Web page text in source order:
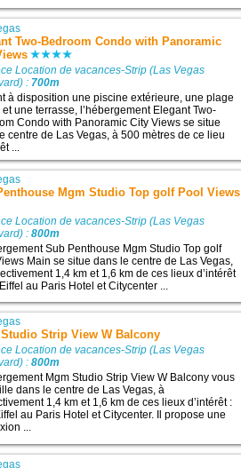
Two-Bedroom Condo with Panoramic
Location de vacances-Strip (Las Vegas
: 700m
à disposition une piscine extérieure, une plage
une terrasse, l’hébergement Elegant Two-
Condo with Panoramic City Views se situe
centre de Las Vegas, à 500 mètres de ce lieu
...
Mgm Studio Top golf Pool Views
Location de vacances-Strip (Las Vegas
:800m
Sub Penthouse Mgm Studio Top golf
Main se situe dans le centre de Las Vegas,
1,4 km et 1,6 km de ces lieux d’intérêt
au Paris Hotel et Citycenter ...
Studio Strip View W Balcony
Location de vacances-Strip (Las Vegas
:800m
Mgm Studio Strip View W Balcony vous
dans le centre de Las Vegas, à
1,4 km et 1,6 km de ces lieux d’intérêt :
au Paris Hotel et Citycenter. Il propose une
...